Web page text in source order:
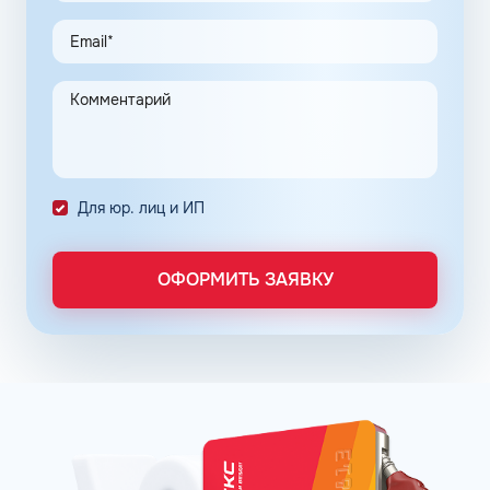
Нефтяные корпорации находятся в постоянном поиске
энергоэффективность мотора, снижающих общий
премиальных продуктов на основе неэтилированного
Популярные фирменные линейки бензинов:
ОПТИ – в сети АЗС Газпромнефть;
Пульсар – в сети АЗС Роснефть;
Танеко – в сети АЗС Татнефть.
Преимущества брендовых бензинов доказываются
увеличение пути, которое машина может проехать
после заправки бака, что в итоге обеспечивает
Для юр. лиц и ИП
ОФОРМИТЬ ЗАЯВКУ